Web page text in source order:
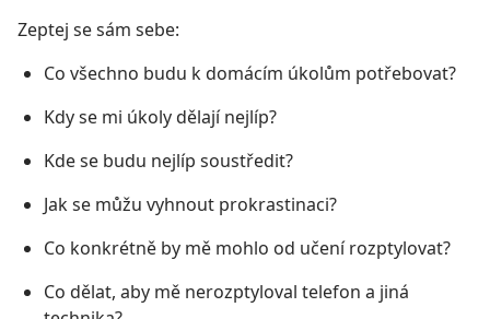
Zeptej se sám sebe:
Co všechno budu k domácím úkolům potřebovat?
Kdy se mi úkoly dělají nejlíp?
Kde se budu nejlíp soustředit?
Jak se můžu vyhnout prokrastinaci?
Co konkrétně by mě mohlo od učení rozptylovat?
Co dělat, aby mě nerozptyloval telefon a jiná